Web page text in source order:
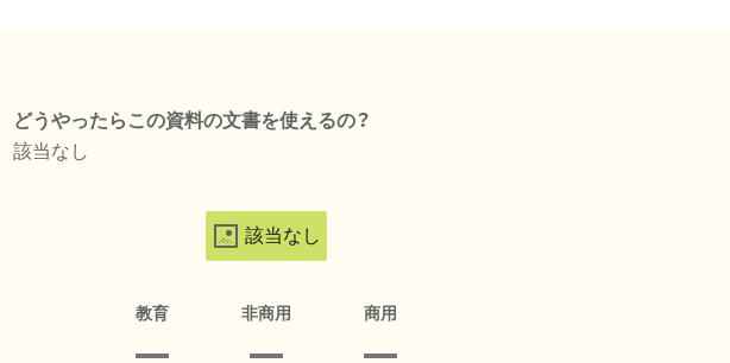
どうやったらこの資料の文書を使えるの？
該当なし
該当なし
教育 非商用 商用